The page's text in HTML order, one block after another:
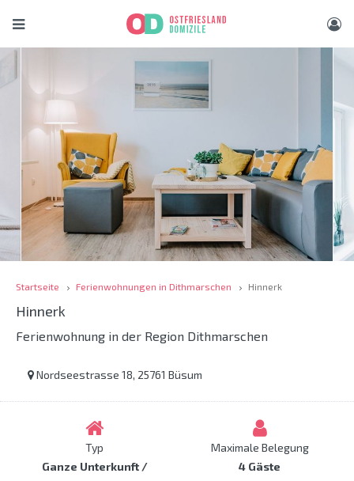
Startseite Ferienwohnungen in Dithmarschen Hinnerk
Hinnerk
Ferienwohnung in der Region Dithmarschen
Nordseestrasse 18, 25761 Büsum
Typ
Ganze Unterkunft /
Maximale Belegung
4 Gäste